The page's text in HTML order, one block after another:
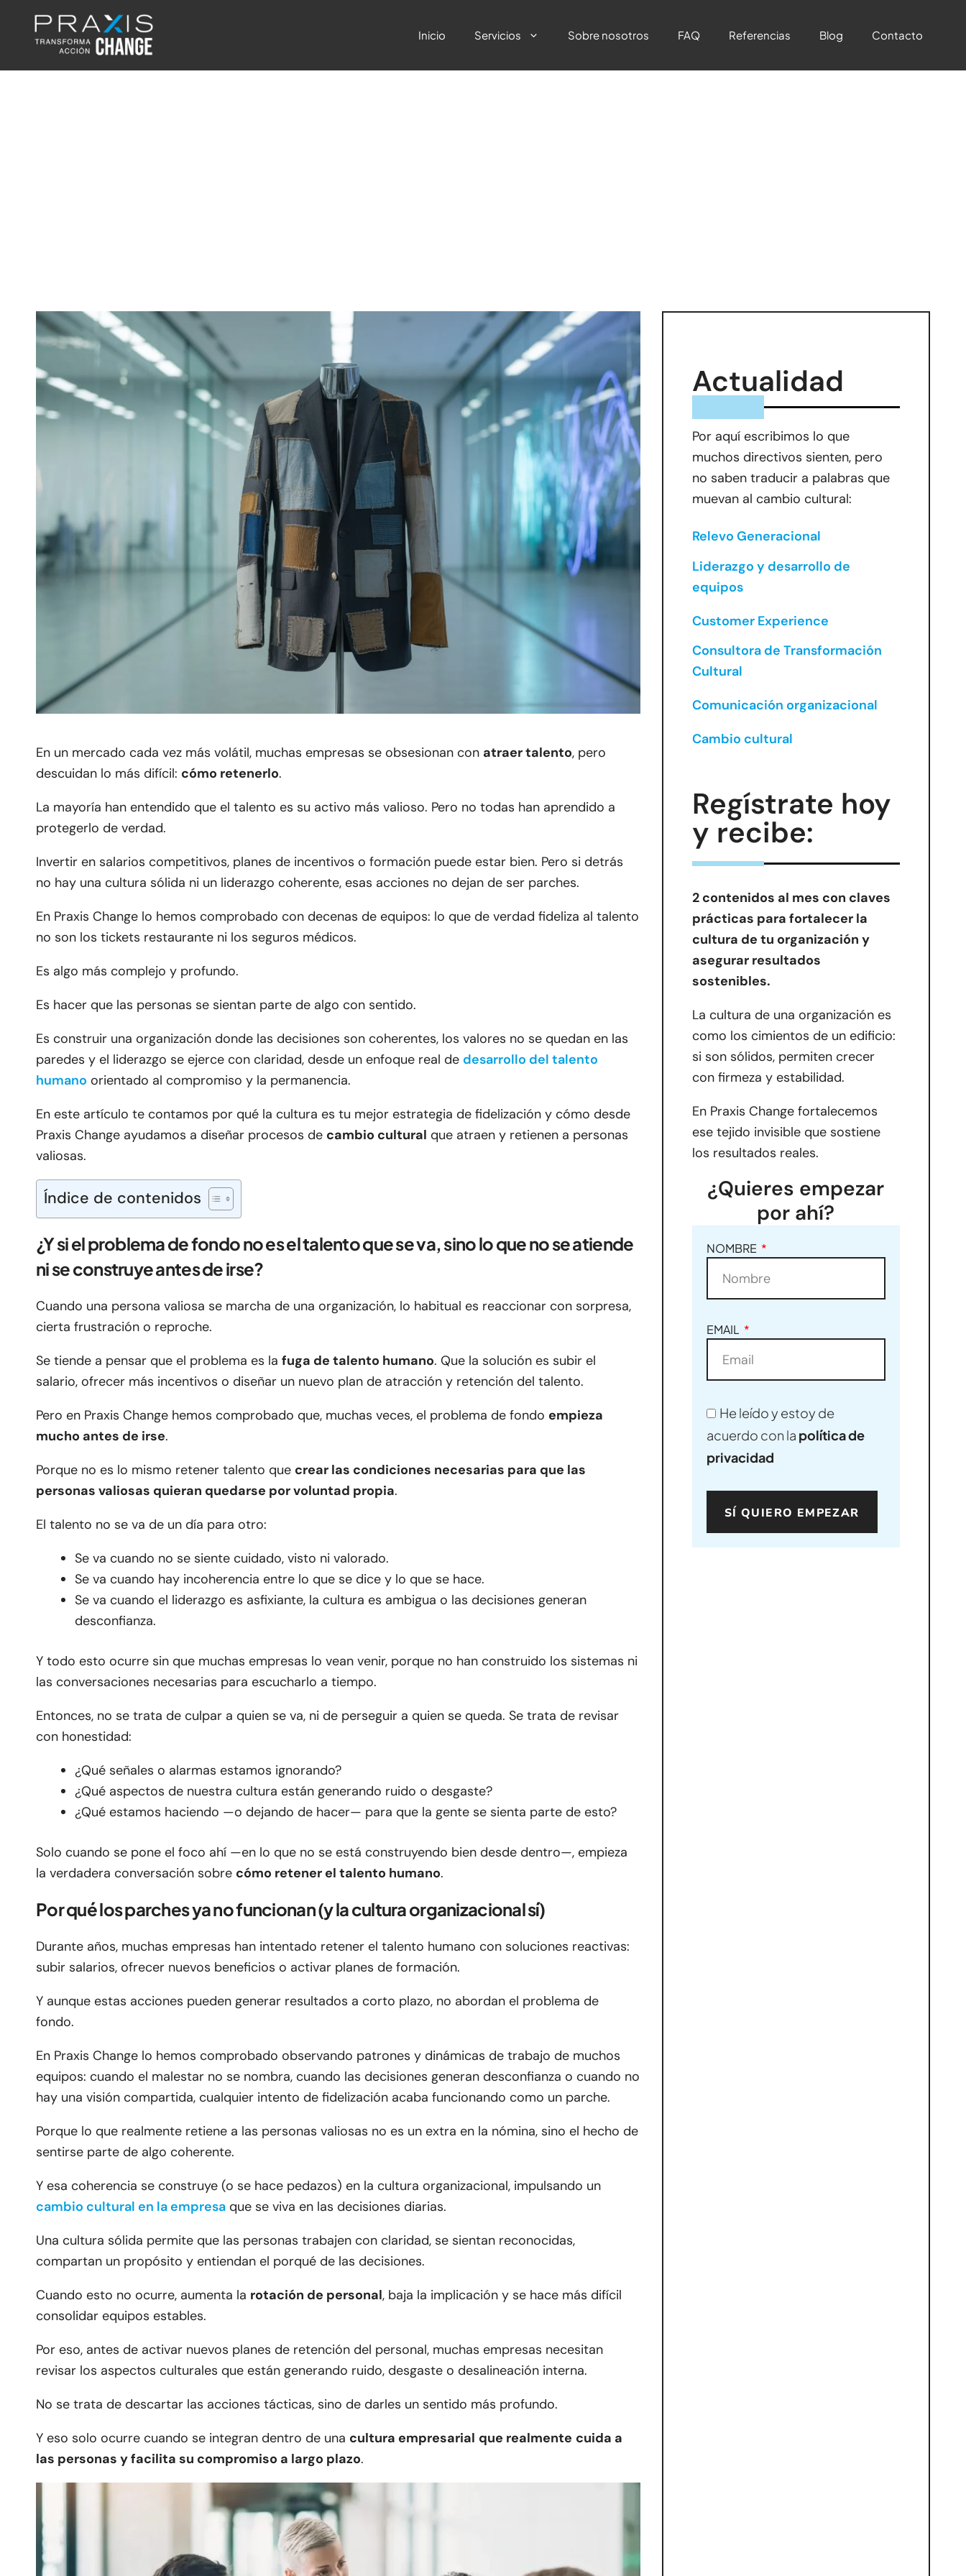
Inicio Servicios Sobre nosotros FAQ Referencias Blog Contacto
En un mercado cada vez más volátil, muchas empresas se obsesionan con atraer talento, pero
descuidan lo más difícil: cómo retenerlo.
La mayoría han entendido que el talento es su activo más valioso. Pero no todas han aprendido a
protegerlo de verdad.
Invertir en salarios competitivos, planes de incentivos o formación puede estar bien. Pero si detrás
no hay una cultura sólida ni un liderazgo coherente, esas acciones no dejan de ser parches.
En Praxis Change lo hemos comprobado con decenas de equipos: lo que de verdad fideliza al talento
no son los tickets restaurante ni los seguros médicos.
Es algo más complejo y profundo.
Es hacer que las personas se sientan parte de algo con sentido.
Es construir una organización donde las decisiones son coherentes, los valores no se quedan en las
paredes y el liderazgo se ejerce con claridad, desde un enfoque real de desarrollo del talento
humano orientado al compromiso y la permanencia.
En este artículo te contamos por qué la cultura es tu mejor estrategia de fidelización y cómo desde
Praxis Change ayudamos a diseñar procesos de cambio cultural que atraen y retienen a personas
valiosas.
Índice de contenidos
¿Y si el problema de fondo no es el talento que se va, sino lo que no se atiende
ni se construye antes de irse?
Cuando una persona valiosa se marcha de una organización, lo habitual es reaccionar con sorpresa,
cierta frustración o reproche.
Se tiende a pensar que el problema es la fuga de talento humano. Que la solución es subir el
salario, ofrecer más incentivos o diseñar un nuevo plan de atracción y retención del talento.
Pero en Praxis Change hemos comprobado que, muchas veces, el problema de fondo empieza
mucho antes de irse.
Porque no es lo mismo retener talento que crear las condiciones necesarias para que las
personas valiosas quieran quedarse por voluntad propia.
El talento no se va de un día para otro:
Se va cuando no se siente cuidado, visto ni valorado.
Se va cuando hay incoherencia entre lo que se dice y lo que se hace.
Se va cuando el liderazgo es asfixiante, la cultura es ambigua o las decisiones generan
desconfianza.
Y todo esto ocurre sin que muchas empresas lo vean venir, porque no han construido los sistemas ni
las conversaciones necesarias para escucharlo a tiempo.
Entonces, no se trata de culpar a quien se va, ni de perseguir a quien se queda. Se trata de revisar
con honestidad:
¿Qué señales o alarmas estamos ignorando?
¿Qué aspectos de nuestra cultura están generando ruido o desgaste?
¿Qué estamos haciendo —o dejando de hacer— para que la gente se sienta parte de esto?
Solo cuando se pone el foco ahí —en lo que no se está construyendo bien desde dentro—, empieza
la verdadera conversación sobre cómo retener el talento humano.
Por qué los parches ya no funcionan (y la cultura organizacional sí)
Durante años, muchas empresas han intentado retener el talento humano con soluciones reactivas:
subir salarios, ofrecer nuevos beneficios o activar planes de formación.
Y aunque estas acciones pueden generar resultados a corto plazo, no abordan el problema de
fondo.
En Praxis Change lo hemos comprobado observando patrones y dinámicas de trabajo de muchos
equipos: cuando el malestar no se nombra, cuando las decisiones generan desconfianza o cuando no
hay una visión compartida, cualquier intento de fidelización acaba funcionando como un parche.
Porque lo que realmente retiene a las personas valiosas no es un extra en la nómina, sino el hecho de
sentirse parte de algo coherente.
Y esa coherencia se construye (o se hace pedazos) en la cultura organizacional, impulsando un
cambio cultural en la empresa que se viva en las decisiones diarias.
Una cultura sólida permite que las personas trabajen con claridad, se sientan reconocidas,
compartan un propósito y entiendan el porqué de las decisiones.
Cuando esto no ocurre, aumenta la rotación de personal, baja la implicación y se hace más difícil
consolidar equipos estables.
Por eso, antes de activar nuevos planes de retención del personal, muchas empresas necesitan
revisar los aspectos culturales que están generando ruido, desgaste o desalineación interna.
No se trata de descartar las acciones tácticas, sino de darles un sentido más profundo.
Y eso solo ocurre cuando se integran dentro de una cultura empresarial que realmente cuida a
las personas y facilita su compromiso a largo plazo.
Actualidad
Por aquí escribimos lo que
muchos directivos sienten, pero
no saben traducir a palabras que
muevan al cambio cultural:
Relevo Generacional
Liderazgo y desarrollo de
equipos
Customer Experience
Consultora de Transformación
Cultural
Comunicación organizacional
Cambio cultural
Regístrate hoy
y recibe:
2 contenidos al mes con claves
prácticas para fortalecer la
cultura de tu organización y
asegurar resultados
sostenibles.
La cultura de una organización es
como los cimientos de un edificio:
si son sólidos, permiten crecer
con firmeza y estabilidad.
En Praxis Change fortalecemos
ese tejido invisible que sostiene
los resultados reales.
¿Quieres empezar
por ahí?
NOMBRE
EMAIL
He leído y estoy de
acuerdo con la política de
privacidad
SÍ QUIERO EMPEZAR